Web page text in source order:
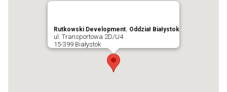
Rutkowski Development. Oddział Białystok
ul. Transportowa 2D/U4
15-399 Białystok